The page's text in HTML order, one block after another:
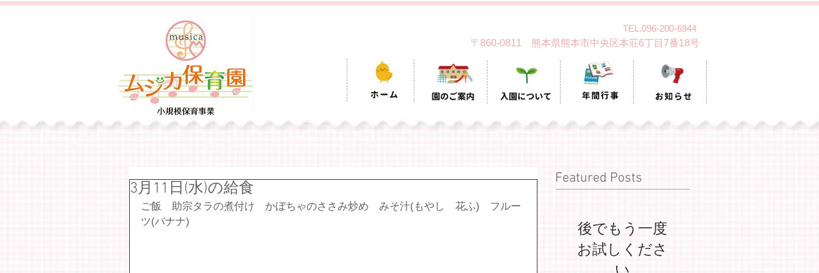
〒860-0811 熊本県熊本市中央区本荘6丁目7番18号
TEL.096-200-6944
3月11日(水)の給食
ご飯　助宗タラの煮付け　かぼちゃのささみ炒め　みそ汁(もやし　花ふ)　フルー
ツ(バナナ)
Featured Posts
後でもう一度
お試しくださ